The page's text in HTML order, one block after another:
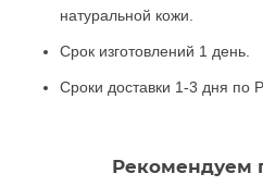
натуральной кожи.
Срок изготовлений 1 день.
Сроки доставки 1-3 дня по
Рекомендуем